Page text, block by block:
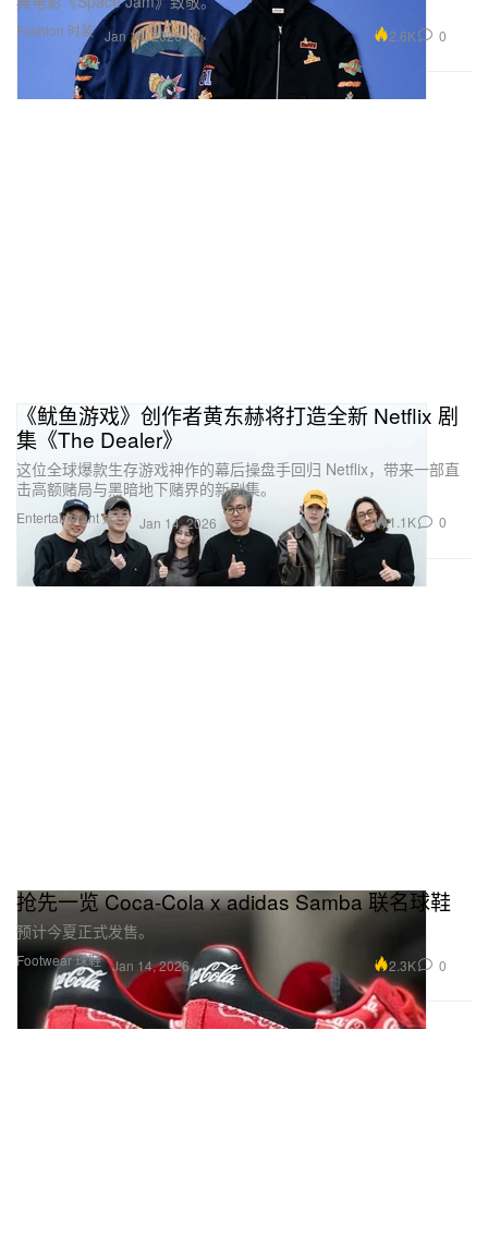
Fashion 时装 Jan 14, 2026 2.6K 0
Entertainment 娱乐
《鱿鱼游戏》创作者黄东赫将打造全新 Netflix 剧
集《The Dealer》
这位全球爆款生存游戏神作的幕后操盘手回归 Netflix，带来一部直
击高额赌局与黑暗地下赌界的新剧集。
Jan 14, 2026 1.1K 0
Footwear 球鞋
抢先一览 Coca-Cola x adidas Samba 联名球鞋
预计今夏正式发售。
Jan 14, 2026 2.3K 0